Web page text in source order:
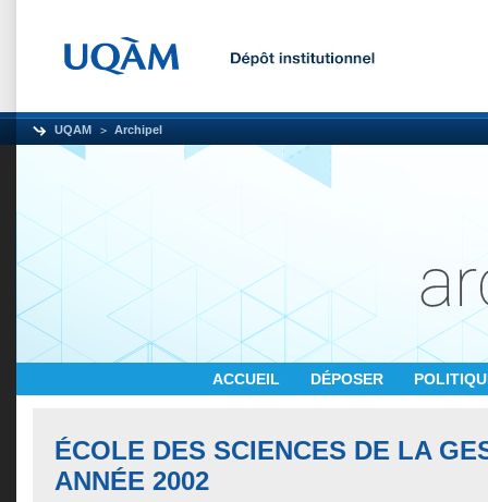
UQAM Archipel
ACCUEIL DÉPOSER
ÉCOLE DES SCIENCES DE LA
ANNÉE 2002